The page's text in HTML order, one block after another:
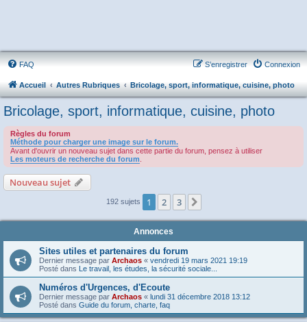
FAQ Connexion
S’enregistrer
Accueil Autres Rubriques Bricolage, sport, informatique, cuisine, photo
Bricolage, sport, informatique, cuisine, photo
Règles du forum
Méthode pour charger une image sur le forum.
Avant d'ouvrir un nouveau sujet dans cette partie du forum, pensez à utiliser
Les moteurs de recherche du forum
Nouveau sujet
192 sujets 1 2 3
Annonces
Sites utiles et partenaires du forum
Dernier message par Archaos « vendredi 19 mars 2021 19:19
Posté dans Le travail, les études, la sécurité sociale...
Numéros d'Urgences, d'Ecoute
Dernier message par Archaos « lundi 31 décembre 2018 13:12
Posté dans Guide du forum, charte, faq